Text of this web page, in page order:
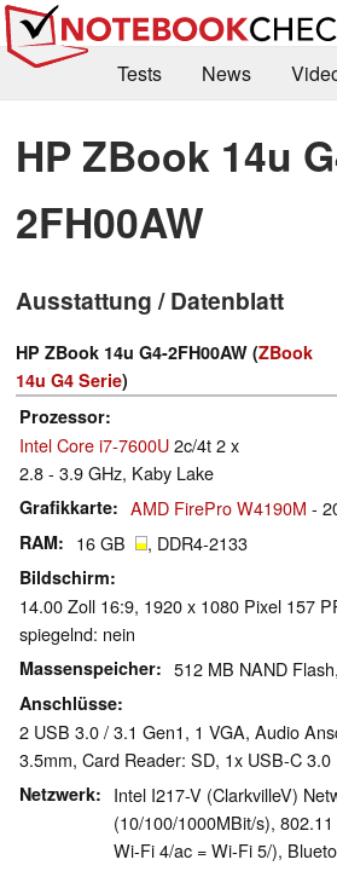
Tests News
Kaufberatung
Deals Suche
Forum
HP ZBook 14u
2FH00AW
Ausstattung / Datenblatt
HP ZBook 14u G4-2FH00AW (ZBook
14u G4 Serie)
Prozessor
Intel Core i7-7600U2c/4t 2 x
2.8 - 3.9 GHz, Kaby Lake
Grafikkarte AMD FirePro W4190M -
RAM 16 GB , DDR4-2133
Bildschirm
14.00 Zoll 16:9, 1920 x 1080 Pixel 157
spiegelnd: nein
Massenspeicher 512 MB NAND
Anschlüsse
2 USB 3.0 / 3.1 Gen1, 1 VGA, Audio
3.5mm, Card Reader: SD, 1x USB-C 3.0
Netzwerk
Intel I217-V (ClarkvilleV)
(10/100/1000MBit/s),
Wi-Fi 4/ac = Wi-Fi 5/),